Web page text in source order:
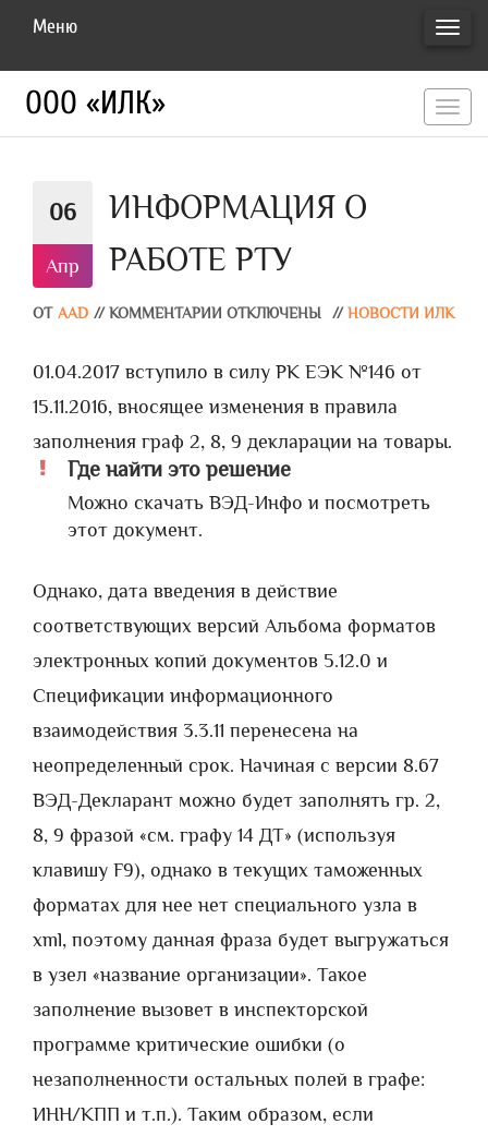
Меню
ООО «ИЛК»
06
Апр
ИНФОРМАЦИЯ О
РАБОТЕ РТУ
ОТ AAD // КОММЕНТАРИИ ОТКЛЮЧЕНЫ // НОВОСТИ ИЛК
01.04.2017 вступило в силу РК ЕЭК №146 от
15.11.2016, вносящее изменения в правила
заполнения граф 2, 8, 9 декларации на товары.
Где найти это решение
Можно скачать ВЭД-Инфо и посмотреть
этот документ.
Однако, дата введения в действие
соответствующих версий Альбома форматов
электронных копий документов 5.12.0 и
Спецификации информационного
взаимодействия 3.3.11 перенесена на
неопределенный срок. Начиная с версии 8.67
ВЭД-Декларант можно будет заполнять гр. 2,
8, 9 фразой «см. графу 14 ДТ» (используя
клавишу F9), однако в текущих таможенных
форматах для нее нет специального узла в
xml, поэтому данная фраза будет выгружаться
в узел «название организации». Такое
заполнение вызовет в инспекторской
программе критические ошибки (о
незаполненности остальных полей в графе:
ИНН/КПП и т.п.). Таким образом, если